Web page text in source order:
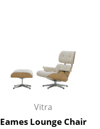
Vitra
Eames Lounge Chair